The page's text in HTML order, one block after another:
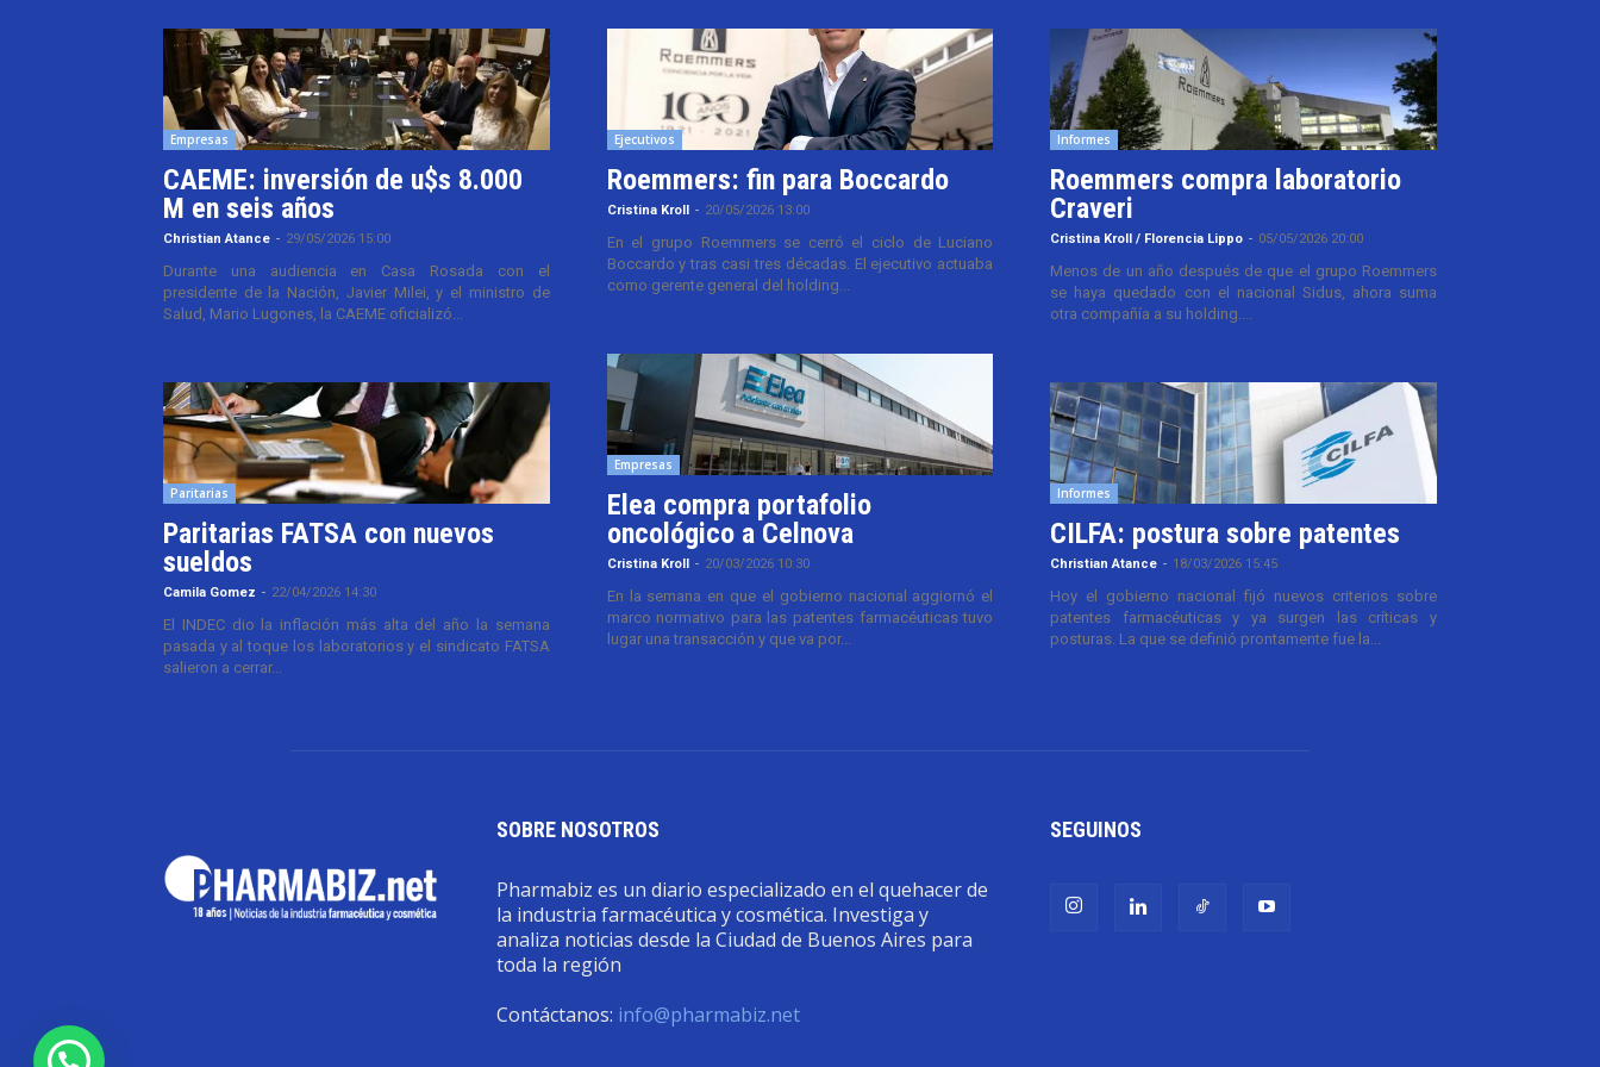
Empresas
CAEME: inversión de u$s 8.000
M en seis años
Christian Atance - 29/05/2026 15:00
Durante una audiencia en Casa Rosada con el
presidente de la Nación, Javier Milei, y el ministro de
Salud, Mario Lugones, la CAEME oficializó...
Paritarias
Paritarias FATSA con nuevos
sueldos
Camila Gomez - 22/04/2026 14:30
El INDEC dio la inflación más alta del año la semana
pasada y al toque los laboratorios y el sindicato FATSA
salieron a cerrar...
Ejecutivos
Roemmers: fin para Boccardo
Cristina Kroll - 20/05/2026 13:00
En el grupo Roemmers se cerró el ciclo de Luciano
Boccardo y tras casi tres décadas. El ejecutivo actuaba
como gerente general del holding...
Empresas
Elea compra portafolio
oncológico a Celnova
Cristina Kroll - 20/03/2026 10:30
En la semana en que el gobierno nacional aggiornó el
marco normativo para las patentes farmacéuticas tuvo
lugar una transacción y que va por...
Informes
Roemmers compra laboratorio
Craveri
Cristina Kroll / Florencia Lippo - 05/05/2026 20:00
Menos de un año después de que el grupo Roemmers
se haya quedado con el nacional Sidus, ahora suma
otra compañía a su holding....
Informes
CILFA: postura sobre patentes
Christian Atance - 18/03/2026 15:45
Hoy el gobierno nacional fijó nuevos criterios sobre
patentes farmacéuticas y ya surgen las críticas y
posturas. La que se definió prontamente fue la...
SOBRE NOSOTROS
Pharmabiz es un diario especializado en el quehacer de
la industria farmacéutica y cosmética. Investiga y
analiza noticias desde la Ciudad de Buenos Aires para
toda la región
Contáctanos: info@pharmabiz.net
SEGUINOS